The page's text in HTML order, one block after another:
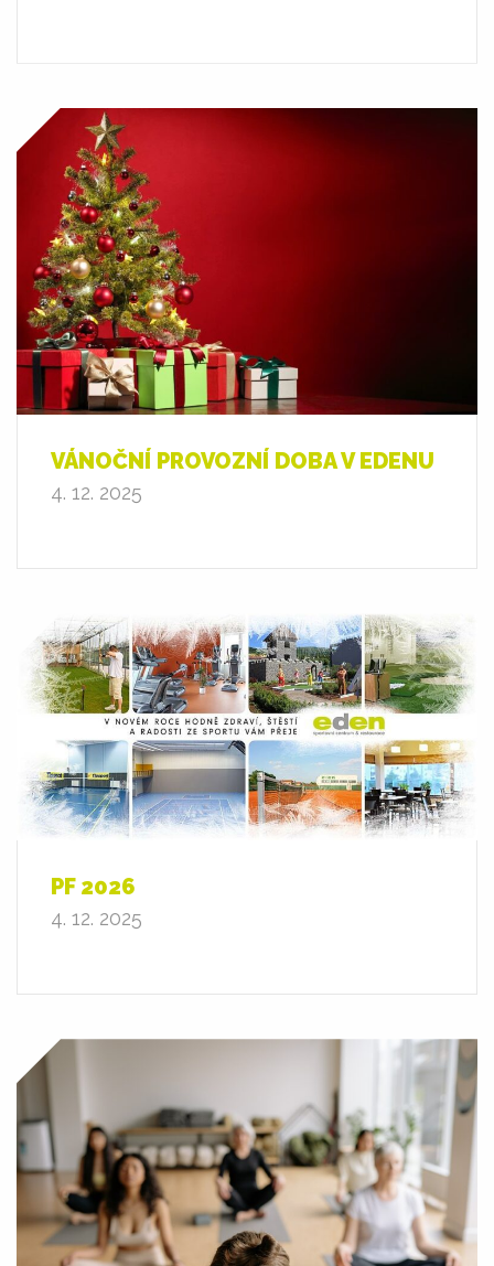
VÁNOČNÍ PROVOZNÍ DOBA V EDENU
4. 12. 2025
PF 2026
4. 12. 2025